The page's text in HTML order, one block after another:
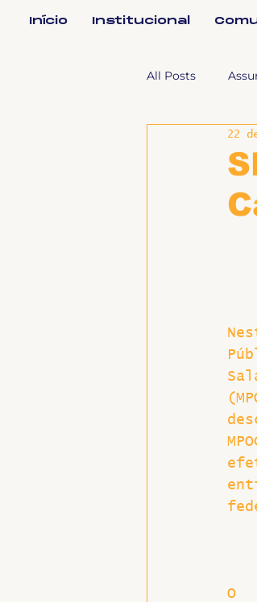
Início Institucional
All Posts
Assuntos
Sem
Hospitais e
22
O